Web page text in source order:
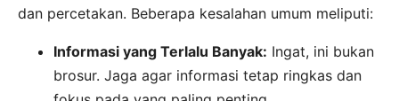
dan percetakan. Beberapa kesalahan umum meliputi:
Informasi yang Terlalu Banyak: Ingat, ini bukan
brosur. Jaga agar informasi tetap ringkas dan